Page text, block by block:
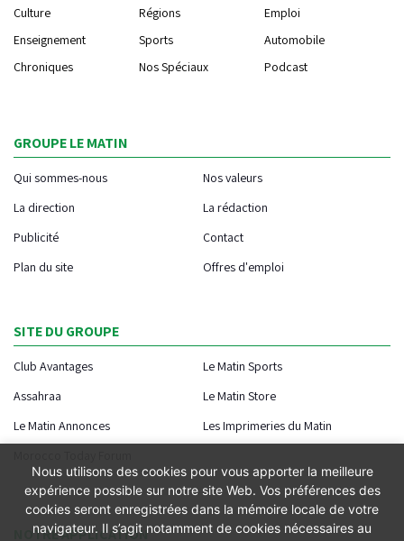
Culture
Régions
Emploi
Enseignement
Sports
Automobile
Chroniques
Nos Spéciaux Podcast
GROUPE LE MATIN
Qui sommes-nous
Nos valeurs
La direction
La rédaction
Publicité
Contact
Plan du site
Offres d'emploi
SITE DU GROUPE
Club Avantages
Le Matin Sports
Assahraa
Le Matin Store
Le Matin Annonces
Les Imprimeries du Matin
NOTRE APPLICATION
Nous utilisons des cookies pour vous apporter la meilleure
expérience possible sur notre site Web. Vos préférences des
cookies seront enregistrées dans la mémoire locale de votre
navigateur. Il s’agit notamment de cookies nécessaires au